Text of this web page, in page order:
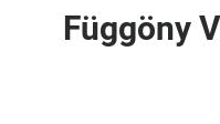
Függöny